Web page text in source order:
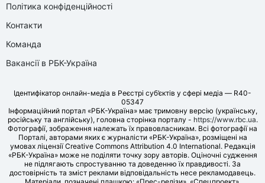
Політика конфіденційності
Контакти
Команда
Вакансії в РБК-Україна
Ідентифікатор онлайн-медіа в Реєстрі суб’єктів у сфері медіа — R40-
05347
Інформаційний портал «РБК-Україна» має тримовну версію (українську,
російську та англійську), головна сторінка порталу - https://www.rbc.ua.
Фотографії, зображення належать їх правовласникам. Всі фотографії на
Порталі, авторами яких є журналісти «РБК-Україна», розміщені на
умовах ліцензії Creative Commons Attribution 4.0 International. Редакція
«РБК-Україна» може не поділяти точку зору авторів. Оціночні судження
не підлягають спростуванню та доведенню їх правдивості. За
достовірність та зміст реклами відповідальність несе рекламодавець.